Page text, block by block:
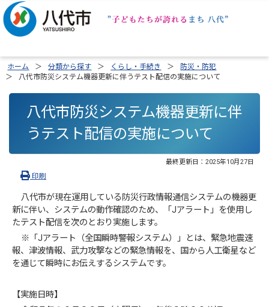
ホーム 分類から探す くらし・手続き
防災・防犯
八代市防災システム機器更新に伴うテスト配信の実施について
八代市防災システム機器更新に伴
うテスト配信の実施について
最終更新日： 2025年10月27日
印刷
八代市が現在運用している防災行政情報通信システムの機器更
新に伴い、システムの動作確認のため、「Jアラート」を使用し
たテスト配信を次のとおり実施します。
※「Jアラート（全国瞬時警報システム）」とは、緊急地震速
報、津波情報、武力攻撃などの緊急情報を、国から人工衛星など
を通じて瞬時にお伝えするシステムです。
【実施日時】